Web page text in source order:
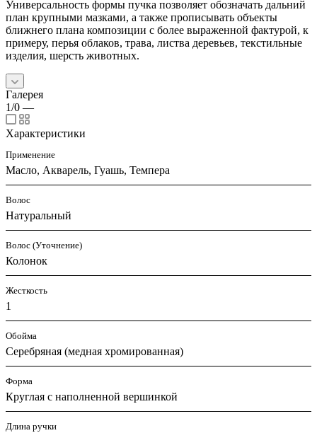
Универсальность формы пучка позволяет обозначать дальний
план крупными мазками, а также прописывать объекты
ближнего плана композиции с более выраженной фактурой, к
примеру, перья облаков, трава, листва деревьев, текстильные
изделия, шерсть животных.
Галерея
1/0 —
Характеристики
Применение
Масло, Акварель, Гуашь, Темпера
Волос
Натуральный
Волос (Уточнение)
Колонок
Жесткость
1
Обойма
Cеребряная (медная хромированная)
Форма
Круглая с наполненной вершинкой
Длина ручки